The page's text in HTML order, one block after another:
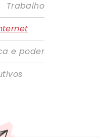
Trabalho
e poder